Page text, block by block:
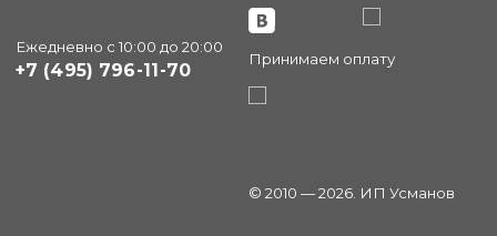
Ежедневно с 10:00 до 20:00
+7 (495) 796-11-70
Принимаем оплату
© 2010 — 2026. ИП Усманов